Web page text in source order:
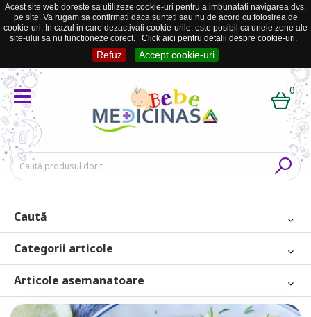
Acest site web doreste sa utilizeze cookie-uri pentru a imbunatati navigarea dvs.
pe site. Va rugam sa confirmati daca sunteti sau nu de acord cu folosirea de
cookie-uri. In cazul in care dezactivati cookie-urile, este posibil ca unele zone ale
site-ului sa nu functioneze corect.
Click aici pentru detalii despre cookie-uri.
Refuz Accept cookie-uri
0
Caută
Categorii articole
Articole asemanatoare